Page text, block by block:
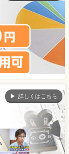
詳しくはこちら